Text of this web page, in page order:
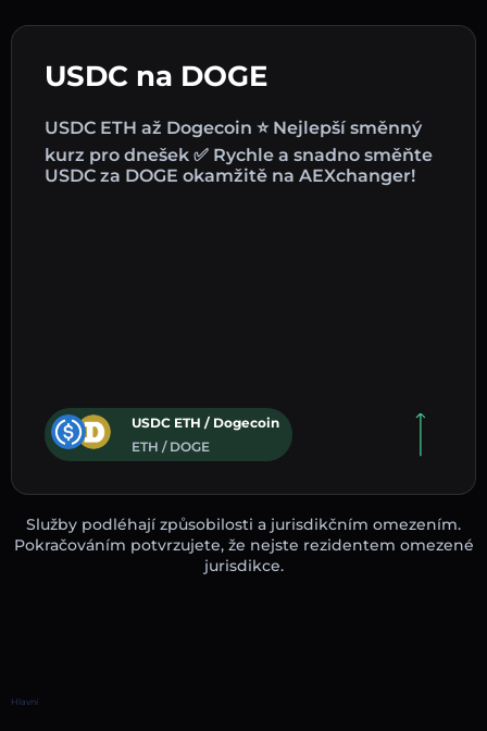
USDC na DOGE
USDC ETH až Dogecoin ⭐ Nejlepší směnný
kurz pro dnešek ✅ Rychle a snadno směňte
USDC za DOGE okamžitě na AEXchanger!
USDC ETH / Dogecoin
ETH / DOGE
Služby podléhají způsobilosti a jurisdikčním omezením.
Pokračováním potvrzujete, že nejste rezidentem omezené
jurisdikce.
Hlavní